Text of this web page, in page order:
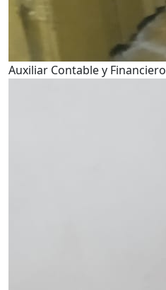
Auxiliar Contable y Financiero